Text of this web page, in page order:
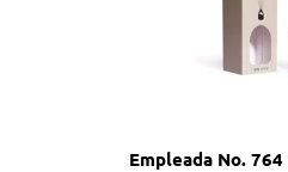
Empleada No. 764